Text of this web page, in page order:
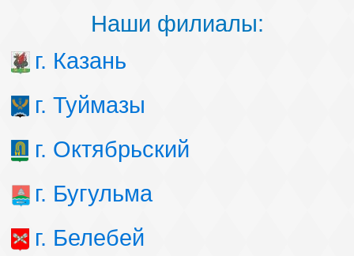
Наши филиалы:
г. Казань
г. Туймазы
г. Октябрьский
г. Бугульма
г. Белебей